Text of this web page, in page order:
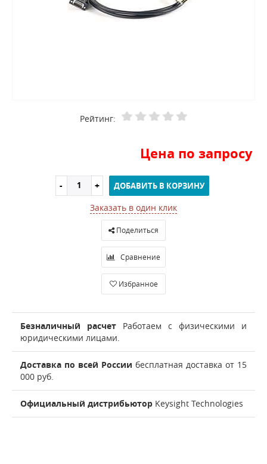
Рейтинг:
Цена по запросу
ДОБАВИТЬ В КОРЗИНУ
Заказать в один клик
Поделиться
Сравнение
Избранное
Безналичный расчет Работаем с физическими и
юридическими лицами.
Доставка по всей России бесплатная доставка от 15
000 руб.
Официальный дистрибьютор Keysight Technologies